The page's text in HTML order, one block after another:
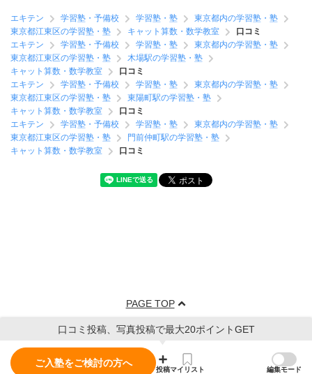
エキテン 学習塾・予備校 学習塾・塾
東京都内の学習塾・塾
東京都江東区の学習塾・塾
キャット算数・数学教室
口コミ
エキテン
学習塾・予備校 学習塾・塾
東京都内の学習塾・塾
東京都江東区の学習塾・塾
木場駅の学習塾・塾
キャット算数・数学教室
口コミ
エキテン
学習塾・予備校 学習塾・塾
東京都内の学習塾・塾
東京都江東区の学習塾・塾
東陽町駅の学習塾・塾
キャット算数・数学教室
口コミ
エキテン
学習塾・予備校 学習塾・塾
東京都内の学習塾・塾
東京都江東区の学習塾・塾
門前仲町駅の学習塾・塾
キャット算数・数学教室
口コミ
PAGE TOP
口コミ投稿、写真投稿で最大20ポイントGET
ご入塾をご検討の方へ
投稿マイリスト 編集モード